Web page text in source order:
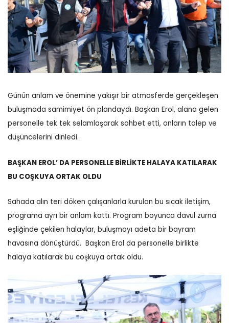
Günün anlam ve önemine yakışır bir atmosferde gerçekleşen
buluşmada samimiyet ön plandaydı. Başkan Erol, alana gelen
personelle tek tek selamlaşarak sohbet etti, onların talep ve
düşüncelerini dinledi.
BAŞKAN EROL’ DA PERSONELLE BİRLİKTE HALAYA KATILARAK
BU COŞKUYA ORTAK OLDU
Sahada alın teri döken çalışanlarla kurulan bu sıcak iletişim,
programa ayrı bir anlam kattı. Program boyunca davul zurna
eşliğinde çekilen halaylar, buluşmayı adeta bir bayram
havasına dönüştürdü. Başkan Erol da personelle birlikte
halaya katılarak bu coşkuya ortak oldu.